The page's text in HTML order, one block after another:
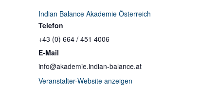
Indian Balance Akademie Österreich
Telefon
+43 (0) 664 / 451 4006
E-Mail
info@akademie.indian-balance.at
Veranstalter-Website anzeigen